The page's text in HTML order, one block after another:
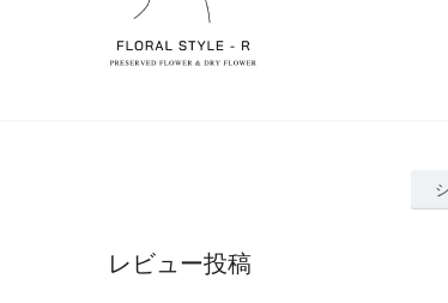
レビュー投稿